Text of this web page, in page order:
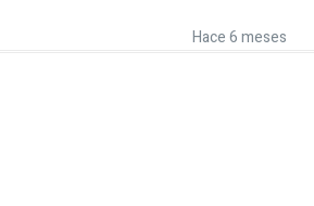
Hace 6 meses